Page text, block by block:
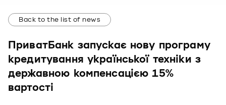
Back to the list of news
ПриватБанк запускає нову програму
кредитування української техніки з
державною компенсацією 15%
вартості